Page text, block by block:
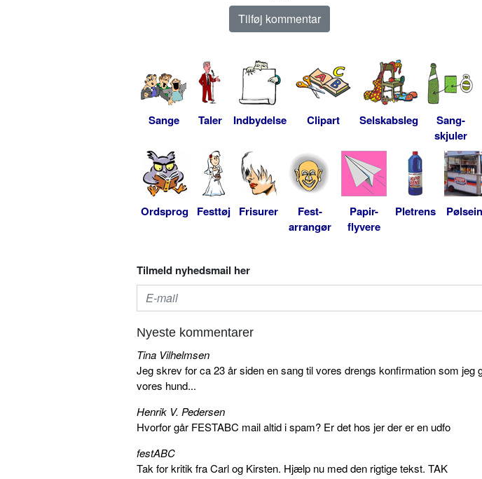
Sange Taler Indbydelse Clipart Selskabsleg
Sang-
skjuler
Ordsprog Festtøj Frisurer
Fest-
arrangør
Papir-
flyvere
Pletrens
Tilmeld nyhedsmail her
Nyeste kommentarer
Tina Vilhelmsen
Jeg skrev for ca 23 år siden en sang til vores drengs konfirmation som jeg
vores hund...
Henrik V. Pedersen
Hvorfor går FESTABC mail altid i spam? Er det hos jer der er en udfo
festABC
Tak for kritik fra Carl og Kirsten. Hjælp nu med den rigtige tekst. TAK